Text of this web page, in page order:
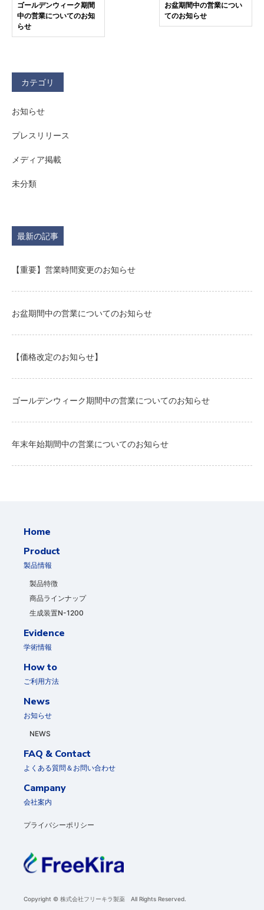
ゴールデンウィーク期間
中の営業についてのお知
らせ
お盆期間中の営業につい
てのお知らせ
カテゴリ
お知らせ
プレスリリース
メディア掲載
未分類
最新の記事
【重要】営業時間変更のお知らせ
お盆期間中の営業についてのお知らせ
【価格改定のお知らせ】
ゴールデンウィーク期間中の営業についてのお知らせ
年末年始期間中の営業についてのお知らせ
Home
Product
製品情報
製品特徴
商品ラインナップ
生成装置N-1200
Evidence
学術情報
How to
ご利用方法
News
お知らせ
NEWS
FAQ & Contact
よくある質問＆お問い合わせ
Campany
会社案内
プライバシーポリシー
Copyright © 株式会社フリーキラ製薬 All Rights Reserved.